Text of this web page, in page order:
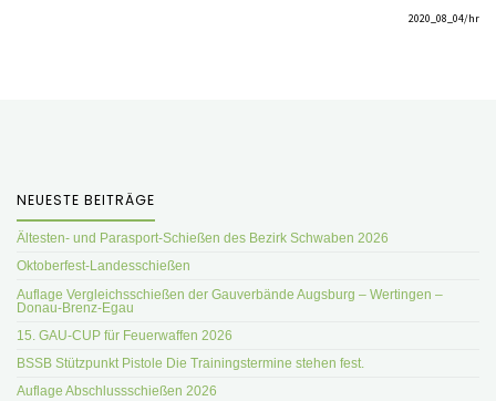
2020_08_04/hr
NEUESTE BEITRÄGE
Ältesten- und Parasport-Schießen des Bezirk Schwaben 2026
Oktoberfest-Landesschießen
Auflage Vergleichsschießen der Gauverbände Augsburg – Wertingen –
Donau-Brenz-Egau
15. GAU-CUP für Feuerwaffen 2026
BSSB Stützpunkt Pistole Die Trainingstermine stehen fest.
Auflage Abschlussschießen 2026